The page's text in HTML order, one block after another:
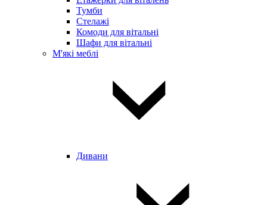
Тумби
Стелажі
Комоди для вітальні
Шафи для вітальні
М'які меблі
Дивани